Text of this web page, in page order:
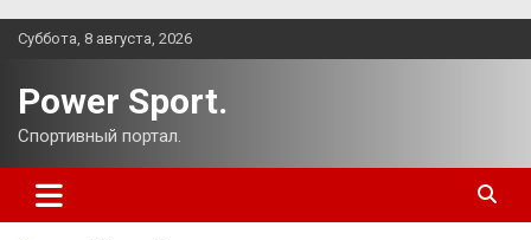
Перейти
Суббота, 8 августа, 2026
Power Sport.
Спортивный портал.